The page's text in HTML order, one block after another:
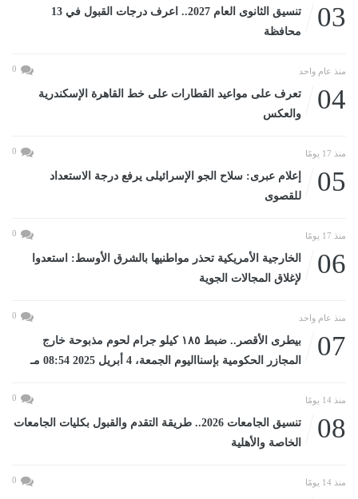
03
تنسيق الثانوى العام 2027.. اعرف درجات القبول في 13
محافظة
منذ عام واحد 0
04
تعرف على مواعيد القطارات على خط القاهرة الإسكندرية
والعكس
منذ 17 يومًا 0
05
إعلام عبرى: سلاح الجو الإسرائيلى يرفع درجة الاستعداد
للقصوى
منذ 17 يومًا 0
06
الخارجية الأمريكية تحذر مواطنيها بالشرق الأوسط: استعدوا
لإغلاق المجالات الجوية
منذ عام واحد 0
07
بيطرى الأقصر.. ضبط ١٨٥ كيلو جرام لحوم مذبوحة خارج
المجازر الحكومية بإسنااليوم الجمعة، 4 أبريل 2025 08:54 مـ
منذ 14 يومًا 0
08
تنسيق الجامعات 2026.. طريقة التقدم والقبول بكليات الجامعات
الخاصة والأهلية
منذ 14 يومًا 0